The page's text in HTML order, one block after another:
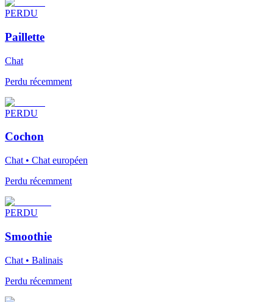
PERDU
Paillette
Chat
Perdu récemment
PERDU
Cochon
Chat • Chat européen
Perdu récemment
PERDU
Smoothie
Chat • Balinais
Perdu récemment